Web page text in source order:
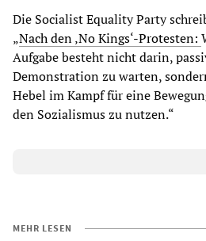
Die Socialist Equality Party
„Nach den ‚No Kings‘-Protesten:
Aufgabe besteht nicht darin,
Demonstration zu warten,
Hebel im Kampf für eine
den Sozialismus zu nutzen.“
MEHR LESEN